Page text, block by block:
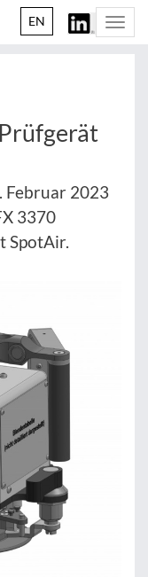
EN
Februar 2023
3370
SpotAir.